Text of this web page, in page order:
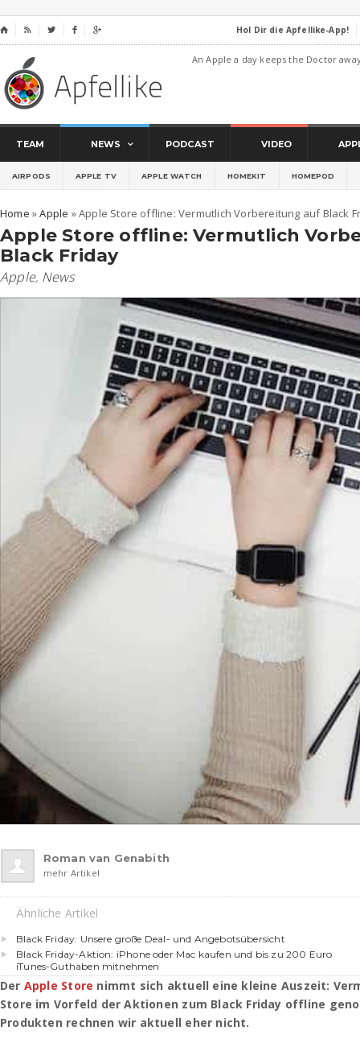
⌂     Hol Dir die Apfellike-App!
An Apple a day keeps the Doctor
TEAM NEWS PODCAST VIDEO
AIRPODS APPLE TV APPLE WATCH HOMEKIT HOMEPOD
Home »Apple »Apple Store offline: Vermutlich Vorbereitung auf Black
Apple Store offline: Vermutlich
Black Friday
Apple, News
Roman van Genabith
mehr Artikel
Ähnliche Artikel
Black Friday: Unsere große Deal- und Angebotsübersicht
Black Friday-Aktion: iPhone oder Mac kaufen und bis zu 200 Euro
iTunes-Guthaben mitnehmen
Der Apple Store nimmt sich aktuell eine kleine Auszeit:
Store im Vorfeld der Aktionen zum Black Friday offline
Produkten rechnen wir aktuell eher nicht.